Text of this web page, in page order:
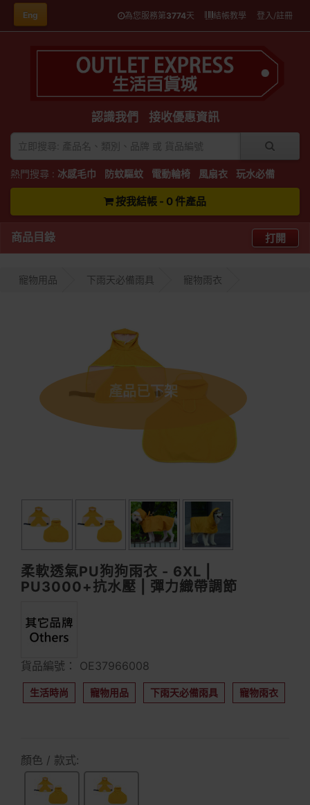
Eng 為您服務第3774天 結帳教學 登入/註冊
認識我們 接收優惠資訊
熱門搜尋 : 冰感毛巾 防蚊驅蚊 電動輪椅 風扇衣 玩水必備
按我結帳 - 0 件產品
商品目錄 打開
寵物用品 下雨天必備雨具 寵物雨衣
產品已下架
柔軟透氣PU狗狗雨衣 - 6XL |
PU3000+抗水壓 | 彈力織帶調節
貨品編號： OE37966008
生活時尚 寵物用品 下雨天必備雨具 寵物雨衣
顏色 / 款式: